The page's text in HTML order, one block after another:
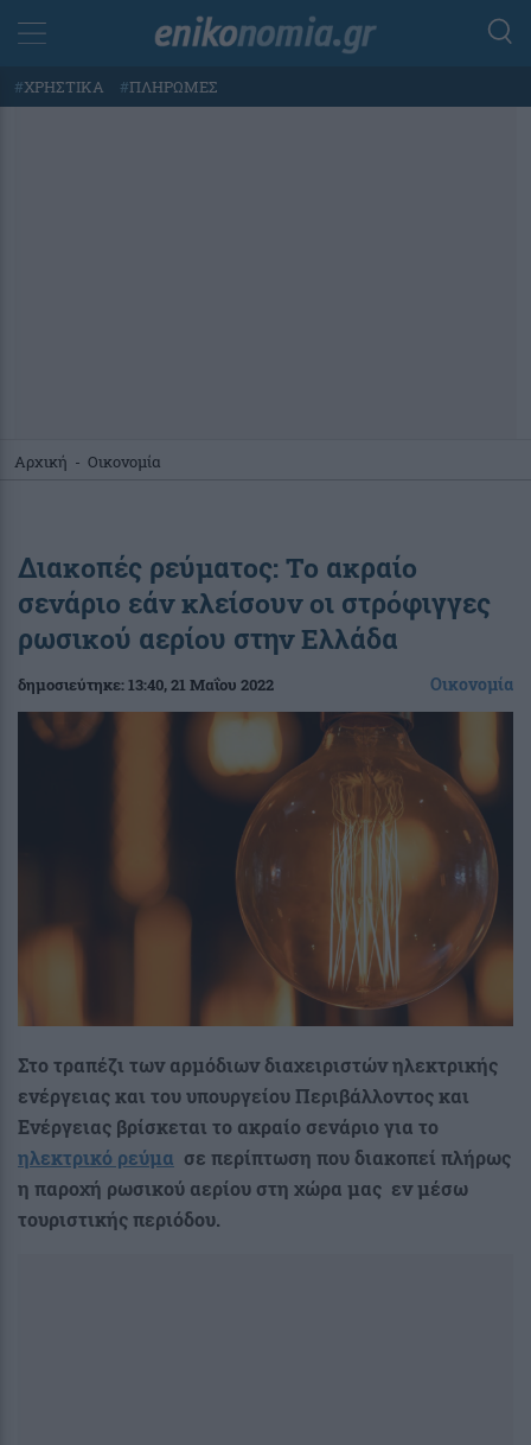
#ΧΡΗΣΤΙΚΑ #ΠΛΗΡΩΜΕΣ
Αρχική - Οικονομία
Διακοπές ρεύματος: Το ακραίο
σενάριο εάν κλείσουν οι στρόφιγγες
ρωσικού αερίου στην Ελλάδα
δημοσιεύτηκε:13:40, 21 Μαΐου 2022 Οικονομία
Στο τραπέζι των αρμόδιων διαχειριστών ηλεκτρικής
ενέργειας και του υπουργείου Περιβάλλοντος και
Ενέργειας βρίσκεται το ακραίο σενάριο για το
ηλεκτρικό ρεύμα σε περίπτωση που διακοπεί πλήρως
η παροχή ρωσικού αερίου στη χώρα μας εν μέσω
τουριστικής περιόδου.